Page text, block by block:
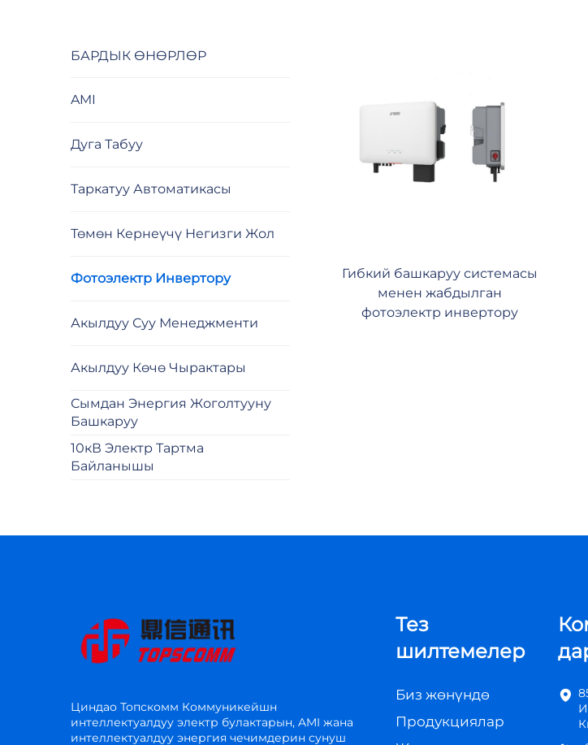
БАРДЫК ӨНӨРЛӨР
AMI
Дуга Табуу
Таркатуу Автоматикасы
Төмөн Кернеүчү Негизги Жол
Фотоэлектр Инвертору
Акылдуу Суу Менеджменти
Акылдуу Көчө Чырактары
Сымдан Энергия Жоголтууну
Башкаруу
10кВ Электр Тартма
Байланышы
Гибкий башкаруу системасы
менен жабдылган
фотоэлектр инвертору
Циндао Топскомм Коммуникейшн
интеллектуалдуу электр булактарын, AMI жана
интеллектуалдуу энергия чечимдерин сунуш
Тез
шилтемелер
Биз жөнүндө
Продукциялар